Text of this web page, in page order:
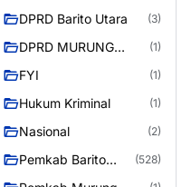
DPRD Barito Utara (3)
DPRD MURUNG
(1)
FYI (1)
Hukum Kriminal (1)
Nasional (2)
Pemkab Barito
(528)